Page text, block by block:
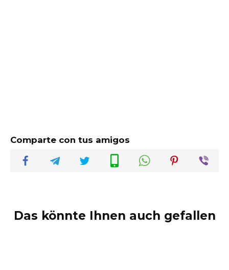
Comparte con tus amigos
Das könnte Ihnen auch gefallen